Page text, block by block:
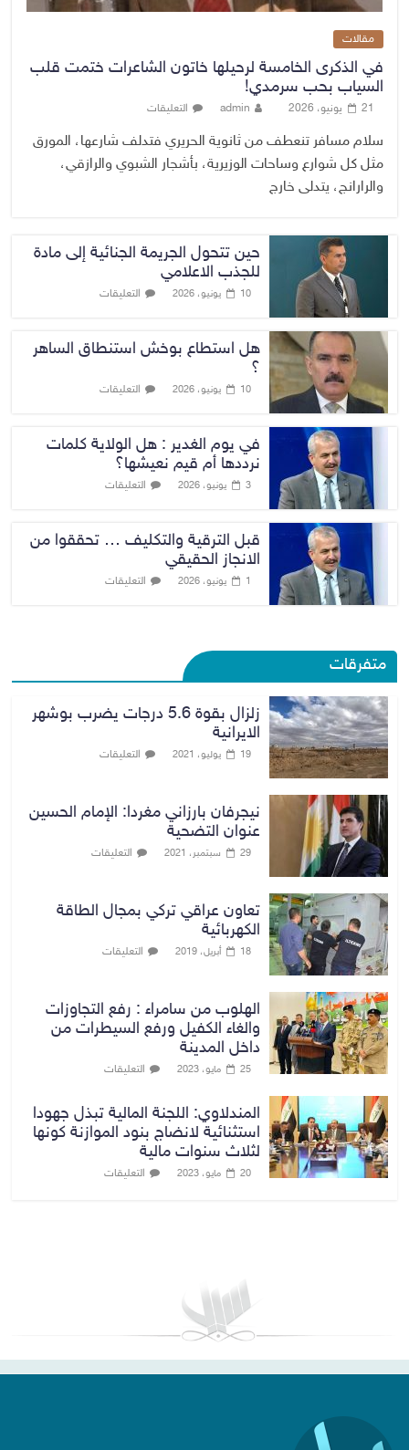
مقالات
في الذكرى الخامسة لرحيلها خاتون الشاعرات ختمت قلب
السياب بحب سرمدي!
21 يونيو، 2026 admin التعليقات
سلام مسافر تنعطف من ثانوية الحريري فتدلف شارعها، المورق
مثل كل شوارع وساحات الوزيرية، بأشجار الشبوي والرازقي،
والرارانج، يتدلى خارج
حين تتحول الجريمة الجنائية إلى مادة
للجذب الاعلامي
10 يونيو، 2026 التعليقات
هل استطاع بوخش استنطاق الساهر
؟
10 يونيو، 2026 التعليقات
في يوم الغدير : هل الولاية كلمات
نرددها أم قيم نعيشها؟
3 يونيو، 2026 التعليقات
قبل الترقية والتكليف … تحققوا من
الانجاز الحقيقي
1 يونيو، 2026 التعليقات
متفرقات
زلزال بقوة 5.6 درجات يضرب بوشهر
الايرانية
19 يوليو، 2021 التعليقات
نيجرفان بارزاني مغردا: الإمام الحسين
عنوان التضحية
29 سبتمبر، 2021 التعليقات
تعاون عراقي تركي بمجال الطاقة
الكهربائية
18 أبريل، 2019 التعليقات
الهلوب من سامراء : رفع التجاوزات
والغاء الكفيل ورفع السيطرات من
داخل المدينة
25 مايو، 2023 التعليقات
المندلاوي: اللجنة المالية تبذل جهودا
استثنائية لانضاج بنود الموازنة كونها
لثلاث سنوات مالية
20 مايو، 2023 التعليقات